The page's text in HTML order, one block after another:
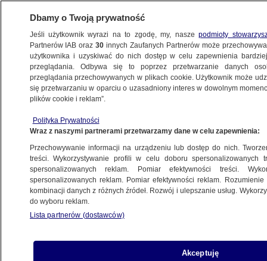
WARSZAWA
PRAGA POŁUDNIE
policji
Oprac.Alicja Glinianowicz
2.07.2026, 11:13
Posłuchaj artykułu
Czyta lektor AI
Dbamy o Twoją prywatność
Jeśli użytkownik wyrazi na to zgodę, my, naszepodmioty
Partnerów IAB oraz30 innych Zaufanych Partnerów może
użytkownika i uzyskiwać do nich dostęp w celu zapewnienia
przeglądania. Odbywa się to poprzez przetwarzanie danych
przeglądania przechowywanych w plikach cookie. Użytkownik może
się przetwarzaniu w oparciu o uzasadniony interes w dowolnym
plików cookie i reklam”.
Polityka Prywatności
Wraz z naszymi partnerami przetwarzamy dane w celu zapewnienia:
Przechowywanie informacji na urządzeniu lub dostęp do nich.
treści. Wykorzystywanie profili w celu doboru spersonalizowanych
spersonalizowanych reklam. Pomiar efektywności treści.
spersonalizowanych reklam. Pomiar efektywności reklam.
kombinacji danych z różnych źródeł. Rozwój i ulepszanie usług.
do wyboru reklam.
Lista partnerów (dostawców)
Akceptuję